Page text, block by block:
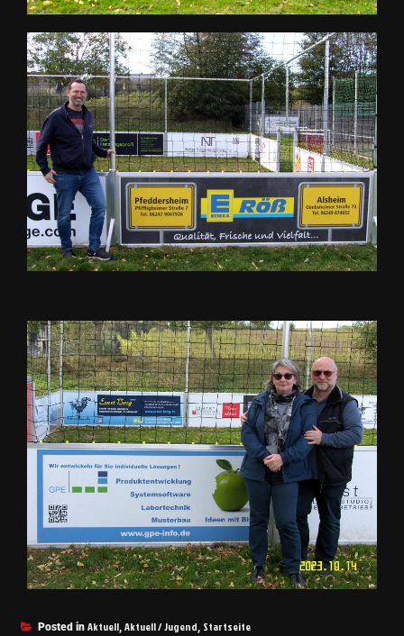
Posted in Aktuell, Aktuell / Jugend, Startseite